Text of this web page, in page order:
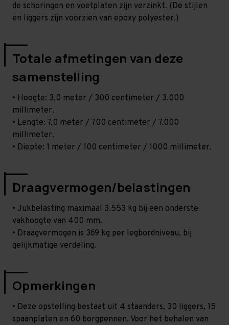
de schoringen en voetplaten zijn verzinkt. (De stijlen
en liggers zijn voorzien van epoxy polyester.)
Totale afmetingen van deze
samenstelling
• Hoogte: 3,0 meter / 300 centimeter / 3.000
millimeter.
• Lengte: 7,0 meter / 700 centimeter / 7.000
millimeter.
• Diepte: 1 meter / 100 centimeter / 1000 millimeter.
Draagvermogen/belastingen
• Jukbelasting maximaal 3.553 kg bij een onderste
vakhoogte van 400 mm.
• Draagvermogen is 369 kg per legbordniveau, bij
gelijkmatige verdeling.
Opmerkingen
• Deze opstelling bestaat uit 4 staanders, 30 liggers, 15
spaanplaten en 60 borgpennen. Voor het behalen van